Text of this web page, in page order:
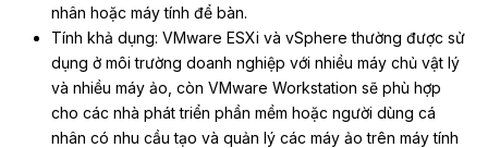
nhân hoặc máy tính để bàn.
Tính khả dụng: VMware ESXi và vSphere thường được sử
dụng ở môi trường doanh nghiệp với nhiều máy chủ vật lý
và nhiều máy ảo, còn VMware Workstation sẽ phù hợp
cho các nhà phát triển phần mềm hoặc người dùng cá
nhân có nhu cầu tạo và quản lý các máy ảo trên máy tính